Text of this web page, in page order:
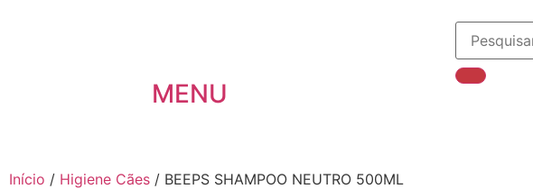
MENU
Início / Higiene Cães / BEEPS SHAMPOO NEUTRO 500ML